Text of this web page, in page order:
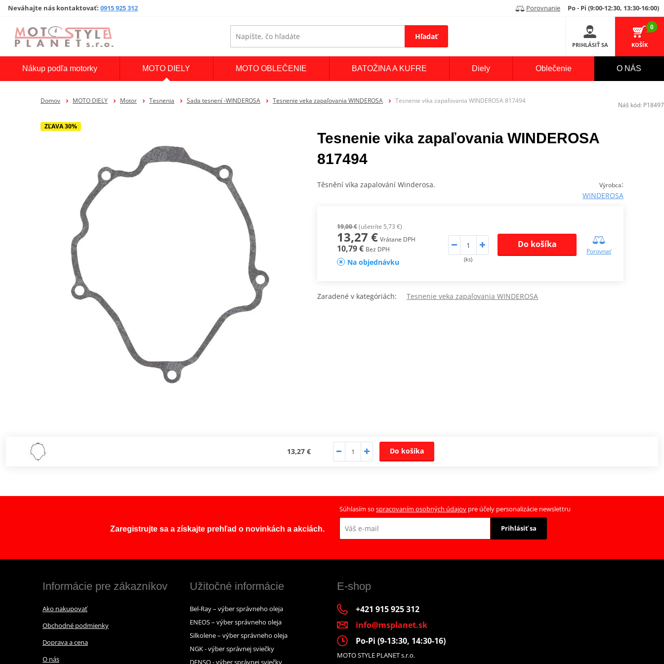
Neváhajte nás kontaktovať: 0915 925 312 Porovnanie Po - Pi (9:00-12:30, 13:30-16:00)
Hľadať
PRIHLÁSIŤ SA
0
KOŠÍK
Nákup podľa motorky MOTO DIELY MOTO OBLEČENIE BATOŽINA A KUFRE Diely Oblečenie O NÁS
Domov MOTO DIELY Motor Tesnenia Sada tesnení -WINDEROSA Tesnenie veka zapaľovania WINDEROSA Tesnenie vika zapaľovania WINDEROSA 817494
ZĽAVA 30%
Tesnenie vika zapaľovania WINDEROSA
817494
Výrobca:
WINDEROSA
Těsnění víka zapalování Winderosa.
19,00 €(ušetríte 5,73 €)
13,27 € Vrátane DPH
10,79 € Bez DPH
Na objednávku (ks)
Do košíka
Porovnať
Zaradené v kategóriách: Tesnenie veka zapaľovania WINDEROSA
13,27 € Do košíka
Náš kód: P18497
Zaregistrujte sa a získajte prehľad o novinkách a akciách.
Súhlasím so spracovaním osobných údajov pre účely personalizácie newslettru
Prihlásiť sa
Informácie pre zákazníkov
Ako nakupovať
Obchodné podmienky
Doprava a cena
O nás
Užitočné informácie
Bel-Ray – výber správneho oleja
ENEOS – výber správneho oleja
Silkolene – výber správneho oleja
NGK - výber správnej sviečky
DENSO - výber správnej sviečky
E-shop
+421 915 925 312
info@msplanet.sk
Po-Pi (9-13:30, 14:30-16)
MOTO STYLE PLANET s.r.o.